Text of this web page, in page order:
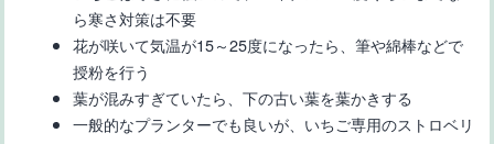
ら寒さ対策は不要
花が咲いて気温が15～25度になったら、筆や綿棒などで
授粉を行う
葉が混みすぎていたら、下の古い葉を葉かきする
一般的なプランターでも良いが、いちご専用のストロベリ